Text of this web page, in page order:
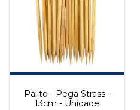
Palito - Pega Strass -
13cm - Unidade